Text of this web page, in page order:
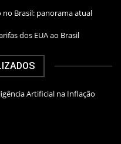
no Brasil: panorama atual
dos EUA ao Brasil
Artificial na Inflação